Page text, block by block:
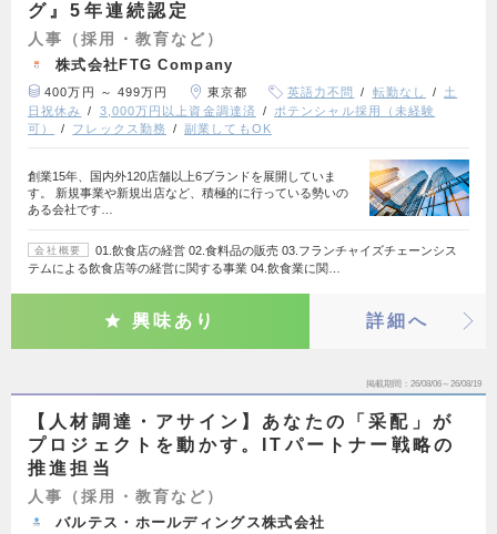
グ』5年連続認定
人事（採用・教育など）
株式会社FTG Company
400万円 ～ 499万円 東京都 英語力不問 転勤なし
土
日祝休み
3,000万円以上資金調達済
ポテンシャル採用（未経験
可）
フレックス勤務 副業してもOK
創業15年、国内外120店舗以上6ブランドを展開していま
す。 新規事業や新規出店など、積極的に行っている勢いの
ある会社です…
会社概要
01.飲食店の経営 02.食料品の販売 03.フランチャイズチェーンシス
テムによる飲食店等の経営に関する事業 04.飲食業に関…
興味あり 詳細へ
掲載期間 26/08/06～26/08/19
【人材調達・アサイン】あなたの「采配」が
プロジェクトを動かす。ITパートナー戦略の
推進担当
人事（採用・教育など）
バルテス・ホールディングス株式会社